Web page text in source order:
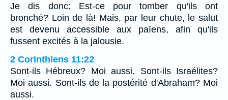
Je dis donc: Est-ce pour tomber qu'ils ont
bronché? Loin de là! Mais, par leur chute, le salut
est devenu accessible aux païens, afin qu'ils
fussent excités à la jalousie.
2 Corinthiens 11:22
Sont-ils Hébreux? Moi aussi. Sont-ils Israélites?
Moi aussi. Sont-ils de la postérité d'Abraham? Moi
aussi.